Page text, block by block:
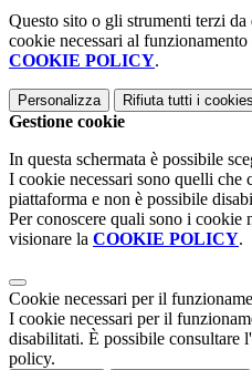
Questo sito o gli strumenti terzi
cookie necessari al
COOKIE POLICY.
Personalizza Rifiuta tutti i cookies
Gestione cookie
In questa schermata è possibile
I cookie necessari sono quelli che
piattaforma e non è possibile
Per conoscere quali sono i cookie
visionare la COOKIE POLICY.
Cookie necessari per il
I cookie necessari per il
disabilitati. È possibile consultare
policy.